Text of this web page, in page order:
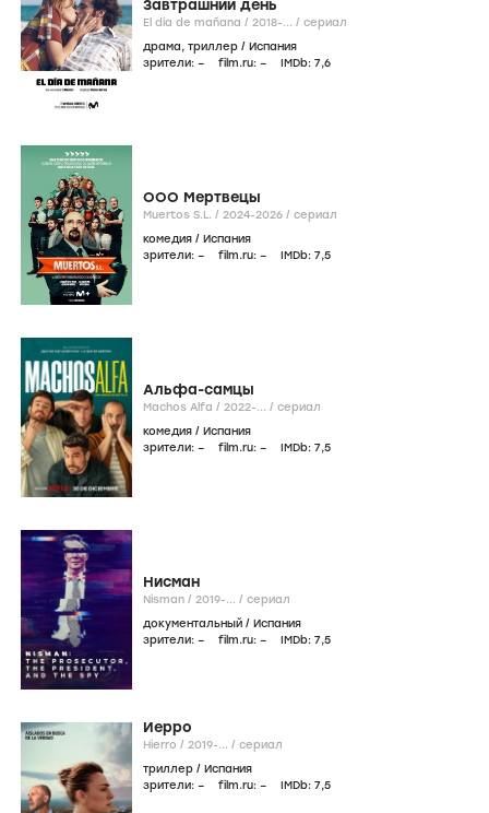
Завтрашний день
El día de mañana / 2018-... / сериал
драма, триллер / Испания
зрители: – film.ru: – IMDb: 7,6
ООО Мертвецы
Muertos S.L. / 2024-2026 / сериал
комедия / Испания
зрители: – film.ru: – IMDb: 7,5
Альфа-самцы
Machos Alfa / 2022-... / сериал
комедия / Испания
зрители: – film.ru: – IMDb: 7,5
Нисман
Nisman / 2019-... / сериал
документальный / Испания
зрители: – film.ru: – IMDb: 7,5
Иерро
Hierro / 2019-... / сериал
триллер / Испания
зрители: – film.ru: – IMDb: 7,5